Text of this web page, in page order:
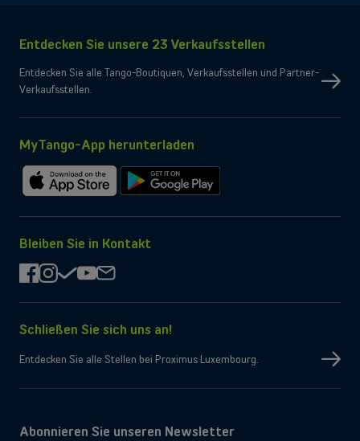
Dual-SIM
Micro-SD-Slot
Ja
WLAN
NFC
Ja
Inhalt der Schachtel
Ladekabel
Ladegerät
Nicht vom Hersteller bereitgestellt
Entdecken Sie unsere 23 Verkaufsstellen
Entdecken Sie alle Tango-Boutiquen, Verkaufsstellen und Partner-
Verkaufsstellen.
MyTango-App herunterladen
App
herunterladen
Google
herunterladen
Bleiben Sie in Kontakt
facebook
instagram
checkyoutube
mail
Schließen Sie sich uns an!
Entdecken Sie alle Stellen bei Proximus Luxembourg.
Abonnieren Sie unseren Newsletter